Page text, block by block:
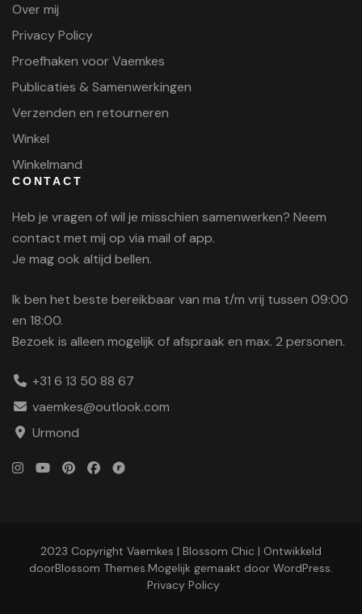
Over mij
Privacy Policy
Proefhaken voor Vaemkes
Publicaties & Samenwerkingen
Verzenden en retourneren
Winkel
Winkelmand
CONTACT
Heb je vragen of wil je misschien samenwerken? Neem
contact met mij op via mail of app.
Je mag ook altijd bellen.
Ik ben het beste bereikbaar van ma t/m vrij tussen 09:00
en 18:00.
Bezoek is alleen mogelijk of afspraak en max. 2 personen.
+31 6 13 50 88 67
vaemkes@outlook.com
Urmond
2023 Copyright Vaemkes | Blossom Chic | Ontwikkeld
doorBlossom Themes.Mogelijk gemaakt door WordPress.
Privacy Policy